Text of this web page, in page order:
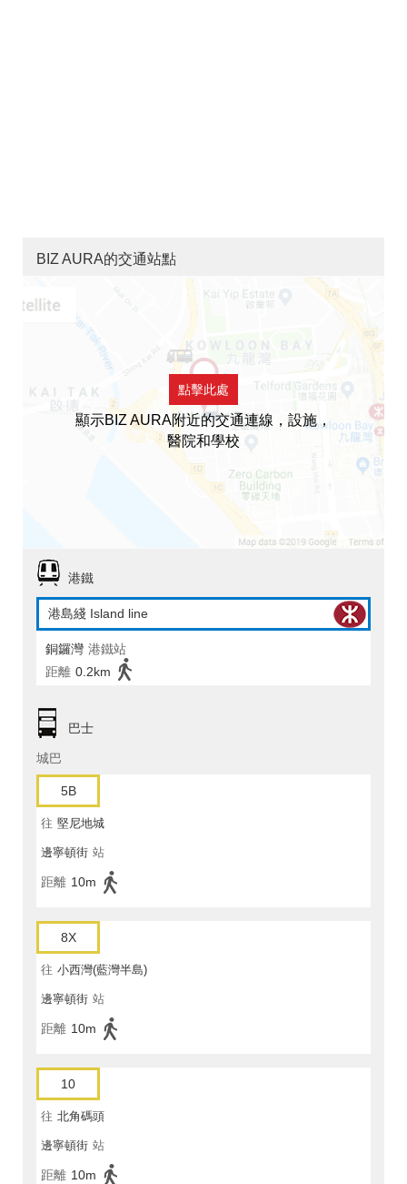
BIZ AURA的交通站點
點擊此處
顯示BIZ AURA附近的交通連線，設施，
醫院和學校
港鐵
港島綫 Island line
銅鑼灣 港鐵站
距離 0.2km
巴士
城巴
5B
往 堅尼地城
邊寧頓街 站
距離 10m
8X
往 小西灣(藍灣半島)
邊寧頓街 站
距離 10m
10
往 北角碼頭
邊寧頓街 站
距離 10m